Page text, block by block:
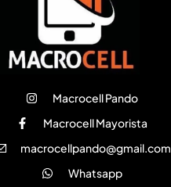
Macrocell Pando
Macrocell Mayorista
macrocellpando@gmail.com
Whatsapp